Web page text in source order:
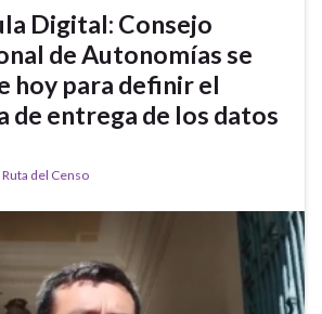
Digital: Consejo
de Autonomías se
hoy para definir el
de entrega de los datos
Ruta del Censo